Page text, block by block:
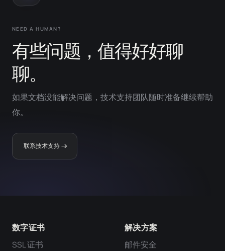
NEED A HUMAN?
有些问题，值得好好聊
聊。
如果文档没能解决问题，技术支持团队随时准备继续帮助
你。
联系技术支持
数字证书
SSL 证书
解决方案
邮件安全